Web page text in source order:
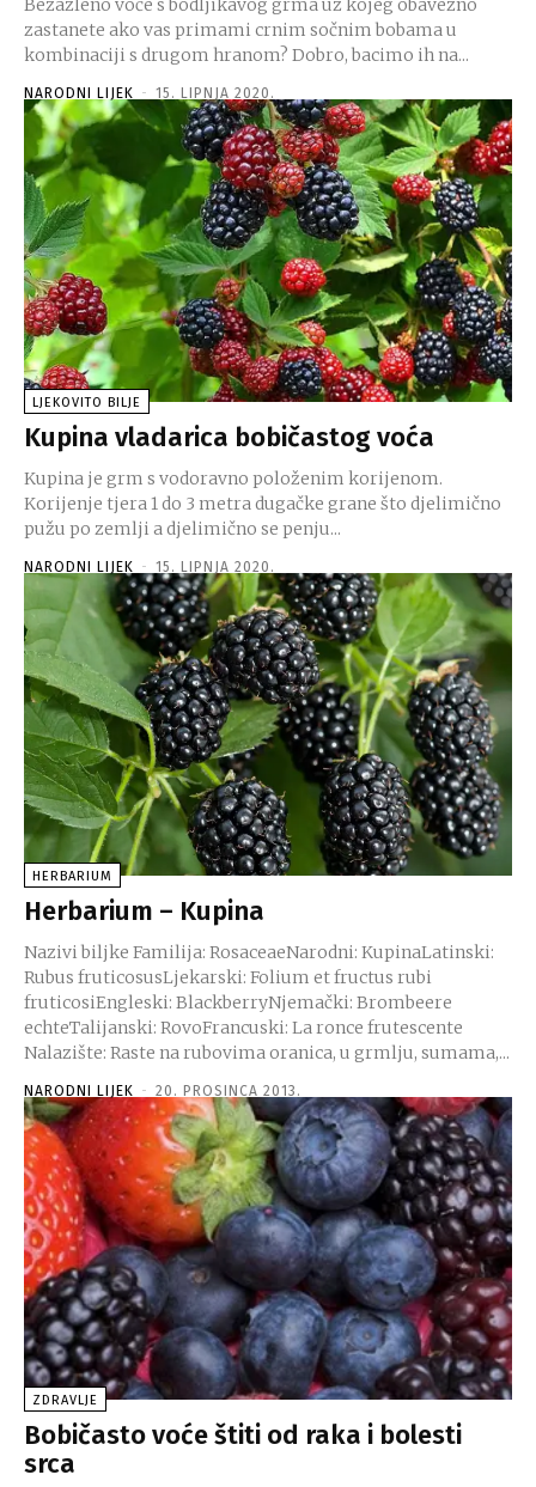
Bezazleno voće s bodljikavog grma uz kojeg obavezno
zastanete ako vas primami crnim sočnim bobama u
kombinaciji s drugom hranom? Dobro, bacimo ih na...
NARODNI LIJEK - 15. LIPNJA 2020.
LJEKOVITO BILJE
Kupina vladarica bobičastog voća
Kupina je grm s vodoravno položenim korijenom.
Korijenje tjera 1 do 3 metra dugačke grane što djelimično
pužu po zemlji a djelimično se penju...
NARODNI LIJEK - 15. LIPNJA 2020.
HERBARIUM
Herbarium – Kupina
Nazivi biljke Familija: RosaceaeNarodni: KupinaLatinski:
Rubus fruticosusLjekarski: Folium et fructus rubi
fruticosiEngleski: BlackberryNjemački: Brombeere
echteTalijanski: RovoFrancuski: La ronce frutescente
Nalazište: Raste na rubovima oranica, u grmlju, sumama,...
NARODNI LIJEK - 20. PROSINCA 2013.
ZDRAVLJE
Bobičasto voće štiti od raka i bolesti
srca